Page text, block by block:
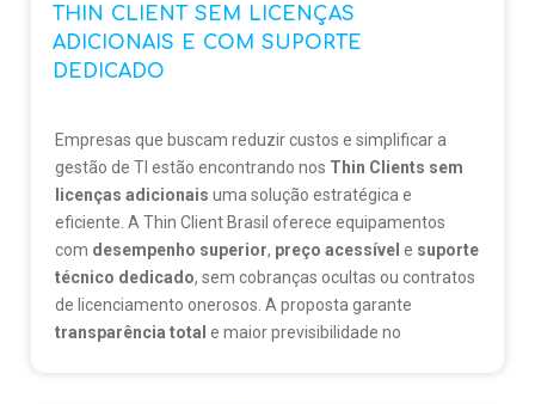
THIN CLIENT SEM LICENÇAS
ADICIONAIS E COM SUPORTE
DEDICADO
Empresas que buscam reduzir custos e simplificar a
gestão de TI estão encontrando nos Thin Clients sem
licenças adicionais uma solução estratégica e
eficiente. A Thin Client Brasil oferece equipamentos
com desempenho superior, preço acessível e suporte
técnico dedicado, sem cobranças ocultas ou contratos
de licenciamento onerosos. A proposta garante
transparência total e maior previsibilidade no